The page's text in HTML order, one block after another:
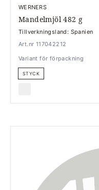
WERNERS
Mandelmjöl 482 g
Tillverkningsland: Spanien
Art.nr 117042212
Variant för förpackning
STYCK